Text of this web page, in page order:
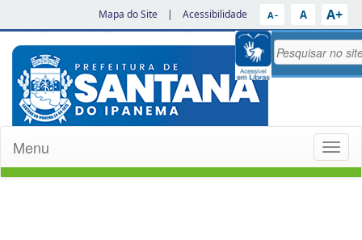
Mapa do Site | Acessibilidade A− A A+
Menu